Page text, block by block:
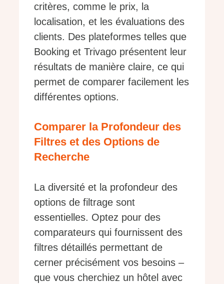
critères, comme le prix, la
localisation, et les évaluations des
clients. Des plateformes telles que
Booking et Trivago présentent leur
résultats de manière claire, ce qui
permet de comparer facilement les
différentes options.
Comparer la Profondeur des
Filtres et des Options de
Recherche
La diversité et la profondeur des
options de filtrage sont
essentielles. Optez pour des
comparateurs qui fournissent des
filtres détaillés permettant de
cerner précisément vos besoins –
que vous cherchiez un hôtel avec